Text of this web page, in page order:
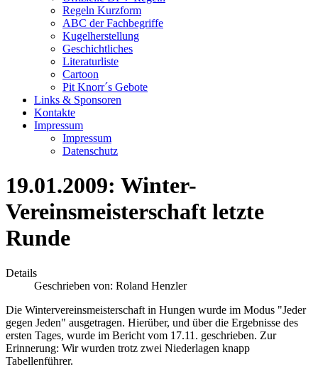
Regeln Kurzform
ABC der Fachbegriffe
Kugelherstellung
Geschichtliches
Literaturliste
Cartoon
Pit Knorr´s Gebote
Links & Sponsoren
Kontakte
Impressum
Impressum
Datenschutz
19.01.2009: Winter-
Vereinsmeisterschaft letzte
Runde
Details
Geschrieben von: Roland Henzler
Die Wintervereinsmeisterschaft in Hungen wurde im Modus "Jeder
gegen Jeden" ausgetragen. Hierüber, und über die Ergebnisse des
ersten Tages, wurde im Bericht vom 17.11. geschrieben. Zur
Erinnerung: Wir wurden trotz zwei Niederlagen knapp
Tabellenführer.